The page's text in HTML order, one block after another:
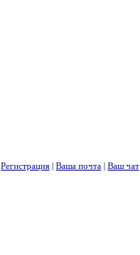
Регистрация | Ваша почта | Ваш чат